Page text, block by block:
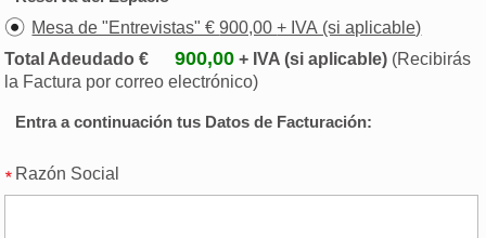
Mesa de "Entrevistas" € 900,00 + IVA (si aplicable)
Total Adeudado €
900,00 + IVA (si aplicable) (Recibirás
la Factura por correo electrónico)
Entra a continuación tus Datos de Facturación:
Razón Social